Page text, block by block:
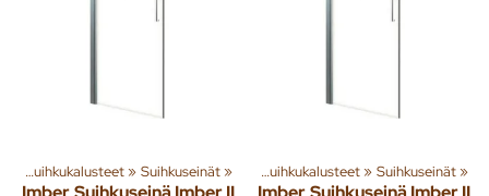
Suihkukalusteet‪» Suihkuseinät‪»
tuotteita‪»Sisusta‪»Kylpyhuone ja wc Suihkukalusteet‪» Suihkuseinät‪»